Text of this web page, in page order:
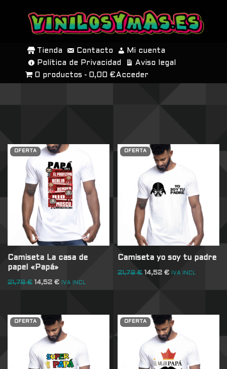
SALTAR
CONTENIDO
Tienda Contacto
Mi cuenta
Política de Privacidad
Aviso legal
0 productos
0,00 € Acceder
OFERTA
Camiseta La casa de
papel «Papá»
21,78€ 14,52 € IVA INCL
OFERTA
Camiseta yo soy tu padre
21,78€ 14,52€ IVA INCL
OFERTA OFERTA